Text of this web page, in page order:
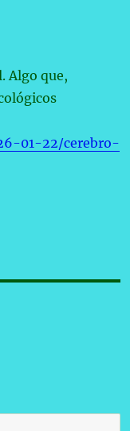
Algo que,
01-22/cerebro-